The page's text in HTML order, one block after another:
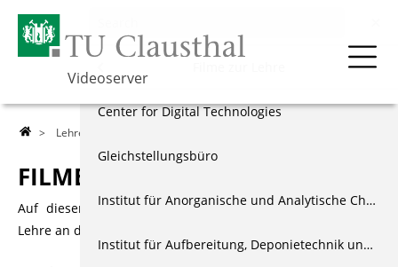
Videoserver
> Lehre
FILME ZUR LEHRE
Auf dieser Seite finden Sie Filme zur Unterstützung der
Lehre an der TU Clausthal.
Über die TU
Forschung
Events & Vorträge
Vorlesungsaufzeichnungen
Vorlesungsaufzeichnungen Archiv
Center for Digital Technologies
Gleichstellungsbüro
Institut für Anorganische und Analytische Chemie
Institut für Aufbereitung, Deponietechnik und Geomechanik